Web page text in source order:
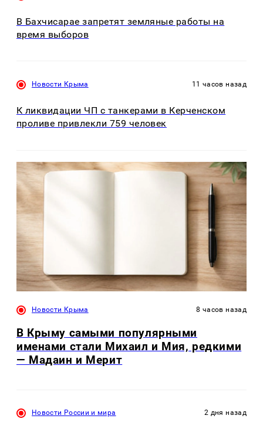
В Бахчисарае запретят земляные работы на
время выборов
Новости Крыма 11 часов назад
К ликвидации ЧП с танкерами в Керченском
проливе привлекли 759 человек
Новости Крыма 8 часов назад
В Крыму самыми популярными
именами стали Михаил и Мия, редкими
— Мадаин и Мерит
Новости России и мира 2 дня назад